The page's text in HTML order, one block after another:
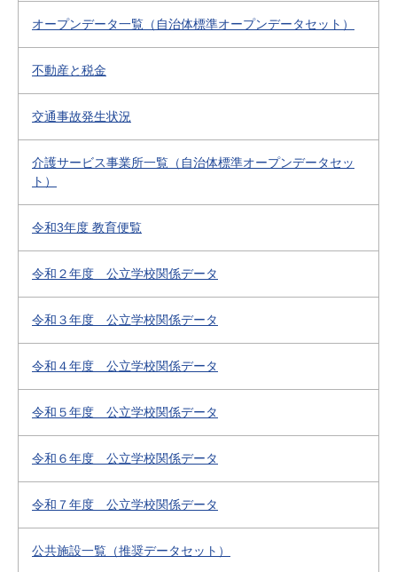
オープンデータ一覧（自治体標準オープンデータセット）
不動産と税金
交通事故発生状況
介護サービス事業所一覧（自治体標準オープンデータセッ
ト）
令和3年度 教育便覧
令和２年度 公立学校関係データ
令和３年度 公立学校関係データ
令和４年度 公立学校関係データ
令和５年度 公立学校関係データ
令和６年度 公立学校関係データ
令和７年度 公立学校関係データ
公共施設一覧（推奨データセット）